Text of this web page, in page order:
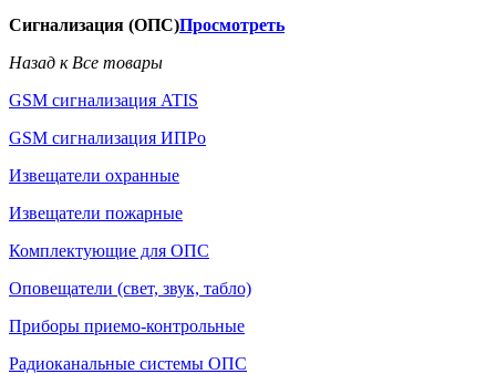
Сигнализация (ОПС)Просмотреть
Назад к Все товары
GSM сигнализация ATIS
GSM сигнализация ИПРо
Извещатели охранные
Извещатели пожарные
Комплектующие для ОПС
Оповещатели (свет, звук, табло)
Приборы приемо-контрольные
Радиоканальные системы ОПС